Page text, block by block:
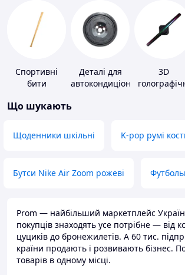
Спортивні
бити
Деталі для
автокондиціонерів
3D
Що шукають
Щоденники шкільні K-pop румі
Бутси Nike Air Zoom рожеві
Prom — найбільший маркетплейс
покупців знаходять усе потрібне — від
цуциків до бронежилетів. А 60 тис.
країни продають і розвивають бізнес.
товарів в одному місці.